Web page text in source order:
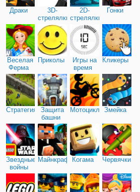
Драки
3D-
стрелялки
2D-
стрелялки
Гонки
Веселая
Ферма
Приколы
Игры на
время
Кликеры
Стратегия
Защита
башни
МотоциклыЗмейка
Звездные
войны
МайнкрафтКогама Червячки